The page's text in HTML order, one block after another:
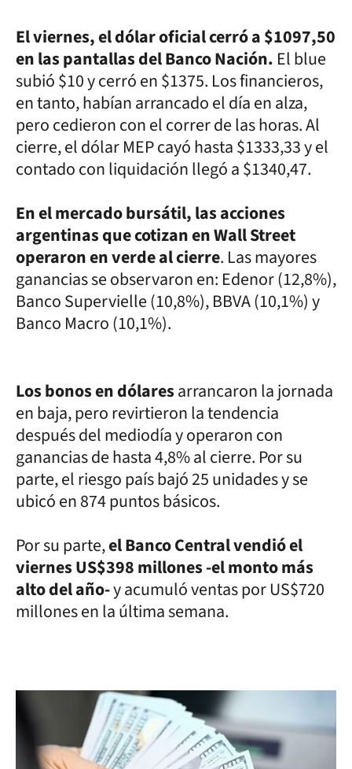
El viernes, el dólar oficial cerró a $1097,50
en las pantallas del Banco Nación. El blue
subió $10 y cerró en $1375. Los financieros,
en tanto, habían arrancado el día en alza,
pero cedieron con el correr de las horas. Al
cierre, el dólar MEP cayó hasta $1333,33 y el
contado con liquidación llegó a $1340,47.
En el mercado bursátil, las acciones
argentinas que cotizan en Wall Street
operaron en verde al cierre. Las mayores
ganancias se observaron en: Edenor (12,8%),
Banco Supervielle (10,8%), BBVA (10,1%) y
Banco Macro (10,1%).
Los bonos en dólaresarrancaron la jornada
en baja, pero revirtieron la tendencia
después del mediodía y operaron con
ganancias de hasta 4,8% al cierre. Por su
parte, el riesgo país bajó 25 unidades y se
ubicó en 874 puntos básicos.
Por su parte,el Banco Central vendió el
viernes US$398 millones -el monto más
alto del año-y acumuló ventas por US$720
millones en la última semana.